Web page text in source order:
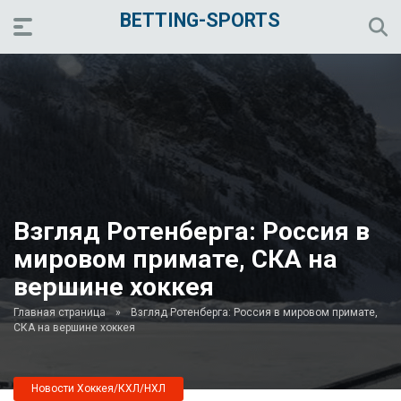
BETTING-SPORTS
Взгляд Ротенберга: Россия в
мировом примате, СКА на
вершине хоккея
Главная страница »
Взгляд Ротенберга: Россия в мировом примате,
СКА на вершине хоккея
Новости Хоккея/КХЛ/НХЛ